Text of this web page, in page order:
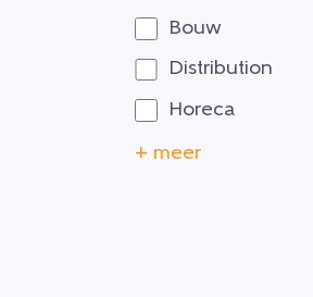
Bouw
Distribution
Horeca
+ meer